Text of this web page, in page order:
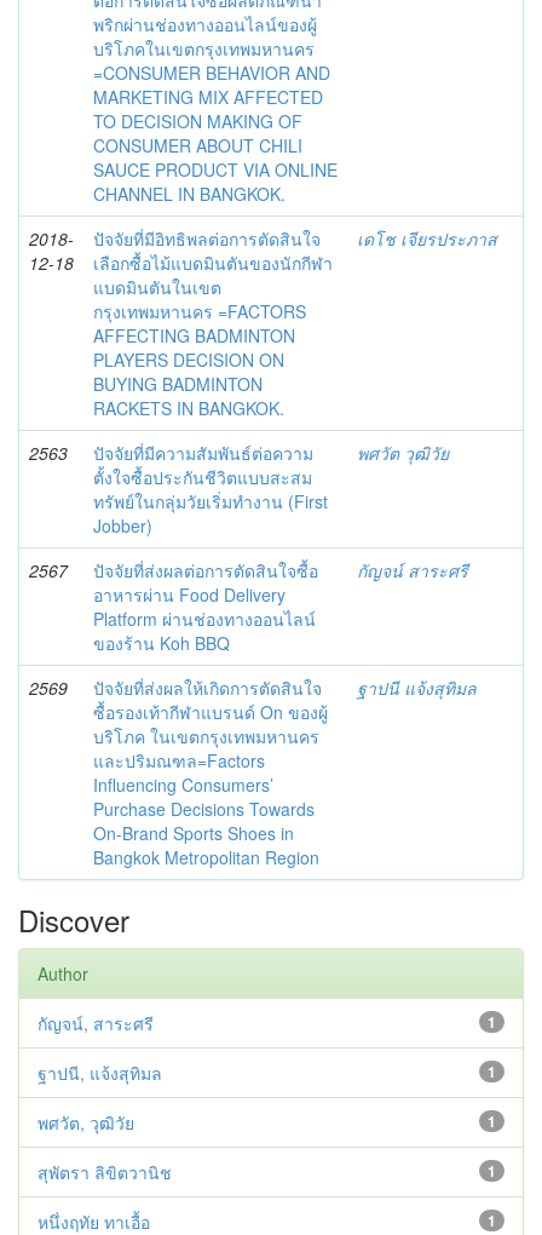
พริกผ่านช่องทางออนไลน์ของผู้
บริโภคในเขตกรุงเทพมหานคร
=CONSUMER BEHAVIOR AND
MARKETING MIX AFFECTED
TO DECISION MAKING OF
CONSUMER ABOUT CHILI
SAUCE PRODUCT VIA ONLINE
CHANNEL IN BANGKOK.
2018-
12-18
ปัจจัยที่มีอิทธิพลต่อการตัดสินใจ
เลือกซื้อไม้แบดมินตันของนักกีฬา
แบดมินตันในเขต
กรุงเทพมหานคร =FACTORS
AFFECTING BADMINTON
PLAYERS DECISION ON
BUYING BADMINTON
RACKETS IN BANGKOK.
เดโช เจียรประภาส
2563
ปัจจัยที่มีความสัมพันธ์ต่อความ
ตั้งใจซื้อประกันชีวิตแบบสะสม
ทรัพย์ในกลุ่มวัยเริ่มทำงาน (First
Jobber)
พศวัต วุฒิวัย
2567
ปัจจัยที่ส่งผลต่อการตัดสินใจซื้อ
อาหารผ่าน Food Delivery
Platform ผ่านช่องทางออนไลน์
ของร้าน Koh BBQ
กัญจน์ สาระศรี
2569
ปัจจัยที่ส่งผลให้เกิดการตัดสินใจ
ซื้อรองเท้ากีฬาแบรนด์ On ของผู้
บริโภค ในเขตกรุงเทพมหานคร
และปริมณฑล=Factors
Influencing Consumers’
Purchase Decisions Towards
On-Brand Sports Shoes in
Bangkok Metropolitan Region
ฐาปนี แจ้งสุทิมล
Discover
Author
1
กัญจน์, สาระศรี
1
ฐาปนี, แจ้งสุทิมล
1
พศวัต, วุฒิวัย
1
สุพัตรา ลิขิตวานิช
1
หนึ่งฤทัย ทาเอื้อ